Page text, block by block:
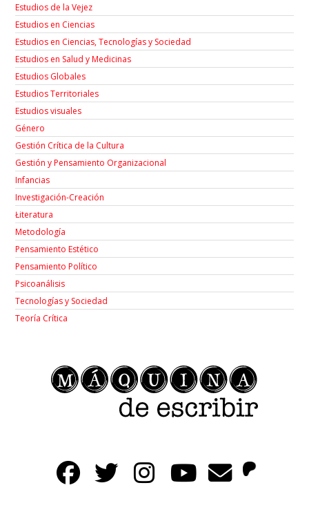
Estudios de la Vejez
Estudios en Ciencias
Estudios en Ciencias, Tecnologías y Sociedad
Estudios en Salud y Medicinas
Estudios Globales
Estudios Territoriales
Estudios visuales
Género
Gestión Crítica de la Cultura
Gestión y Pensamiento Organizacional
Infancias
Investigación-Creación
Łiteratura
Metodología
Pensamiento Estético
Pensamiento Político
Psicoanálisis
Tecnologías y Sociedad
Teoría Crítica